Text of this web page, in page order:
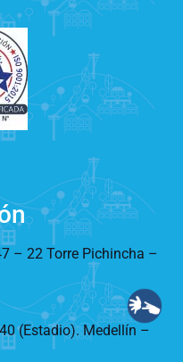
– 22 Torre Pichincha –
(Estadio). Medellín –